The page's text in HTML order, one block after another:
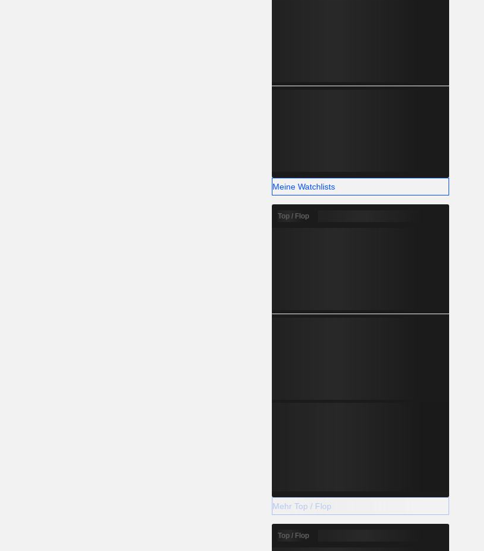
Meine Watchlists
Top / Flop
Mehr Top / Flop
Top / Flop